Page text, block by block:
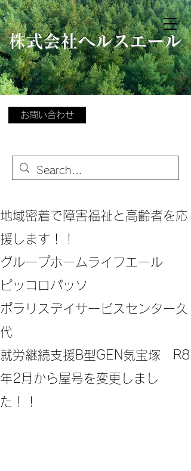
​株式会社ヘルスエール
お問い合わせ
地域密着で障害福祉と高齢者を応
援します！！
グループホームライフエール
ピッコロパッソ
ポラリスデイサービスセンター久
代
​就労継続支援B型GEN気宝塚 R8
年2月から屋号を変更しまし
た！！